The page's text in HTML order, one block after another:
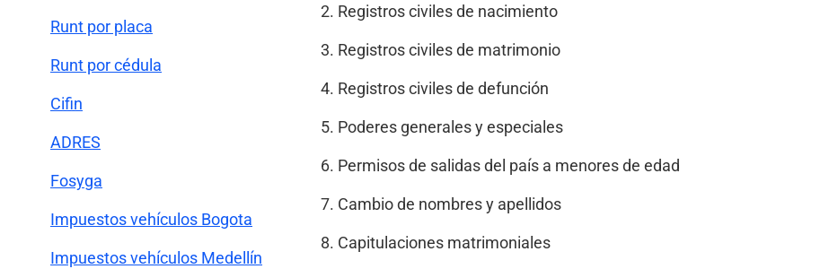
Registros civiles de nacimiento
Registros civiles de matrimonio
Registros civiles de defunción
Poderes generales y especiales
Permisos de salidas del país a menores de edad
Cambio de nombres y apellidos
Capitulaciones matrimoniales
Runt por placa
Runt por cédula
Cifin
ADRES
Fosyga
Impuestos vehículos Bogota
Impuestos vehículos Medellín